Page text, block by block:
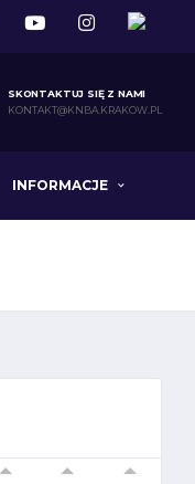
SKONTAKTUJ SIĘ Z NAMI
KONTAKT@KNBA.KRAKOW.PL
INFORMACJE